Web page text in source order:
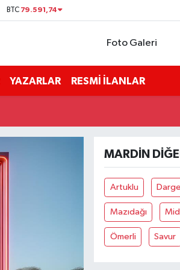
BTC 79.591,74
Foto Galeri
YAZARLAR RESMİ İLANLAR
MARDIN
Artuklu
Mazıdağı
Ömerli Savur